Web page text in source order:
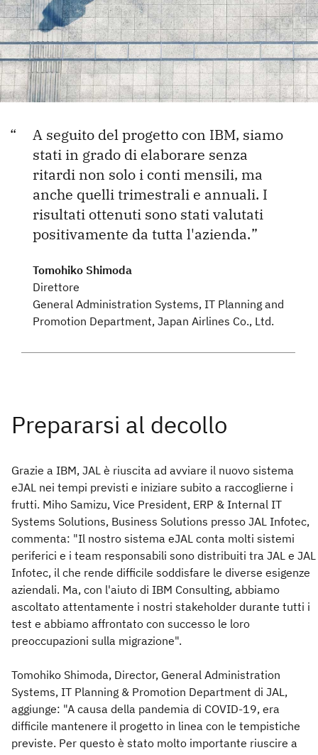
A seguito del progetto con IBM, siamo
stati in grado di elaborare senza
ritardi non solo i conti mensili, ma
anche quelli trimestrali e annuali. I
risultati ottenuti sono stati valutati
positivamente da tutta l'azienda.
Tomohiko Shimoda
Direttore
General Administration Systems, IT Planning and
Promotion Department, Japan Airlines Co., Ltd.
Grazie a IBM, JAL è riuscita ad avviare il nuovo sistema
eJAL nei tempi previsti e iniziare subito a raccoglierne i
frutti. Miho Samizu, Vice President, ERP & Internal IT
Systems Solutions, Business Solutions presso JAL Infotec,
commenta: "Il nostro sistema eJAL conta molti sistemi
periferici e i team responsabili sono distribuiti tra JAL e JAL
Infotec, il che rende difficile soddisfare le diverse esigenze
aziendali. Ma, con l'aiuto di IBM Consulting, abbiamo
ascoltato attentamente i nostri stakeholder durante tutti i
test e abbiamo affrontato con successo le loro
preoccupazioni sulla migrazione".
Tomohiko Shimoda, Director, General Administration
Systems, IT Planning & Promotion Department di JAL,
aggiunge: "A causa della pandemia di COVID-19, era
difficile mantenere il progetto in linea con le tempistiche
previste. Per questo è stato molto importante riuscire a